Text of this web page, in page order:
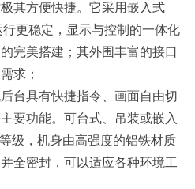
其方便快捷。它采用嵌入式
更稳定，显示与控制的一体化
完美搭建；其外围丰富的接口
求；
台具有快捷指令、画面自由切
要功能。 可台式、吊装或嵌入
级，机身由高强度的铝铁材质
全密封，可以适应各种环境工